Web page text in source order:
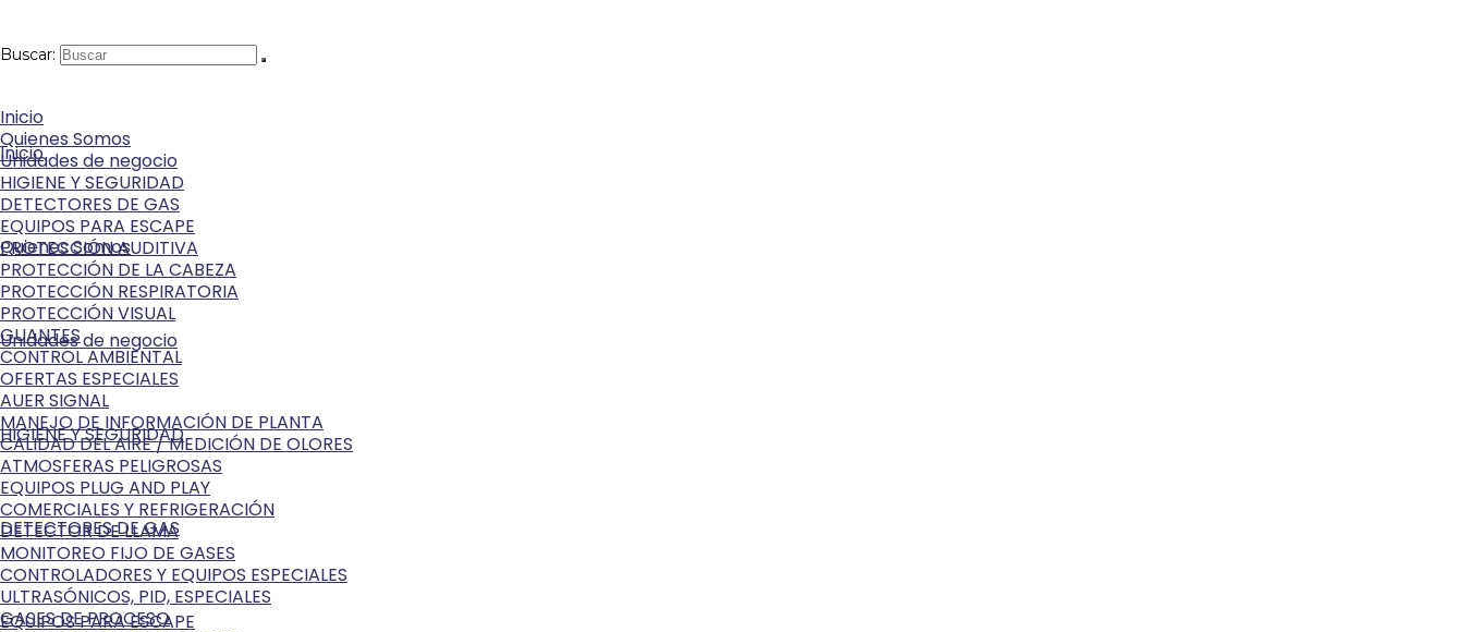
Buscar:
Inicio
Quienes Somos
Unidades de negocio
HIGIENE Y SEGURIDAD
DETECTORES DE GAS
EQUIPOS PARA ESCAPE
Inicio
Quienes Somos
Unidades de negocio
HIGIENE Y SEGURIDAD
DETECTORES DE GAS
EQUIPOS PARA ESCAPE
PROTECCIÓN AUDITIVA
PROTECCIÓN DE LA CABEZA
PROTECCIÓN RESPIRATORIA
PROTECCIÓN VISUAL
GUANTES
CONTROL AMBIENTAL
OFERTAS ESPECIALES
AUER SIGNAL
MANEJO DE INFORMACIÓN DE PLANTA
CALIDAD DEL AIRE / MEDICIÓN DE OLORES
ATMOSFERAS PELIGROSAS
EQUIPOS PLUG AND PLAY
COMERCIALES Y REFRIGERACIÓN
DETECTOR DE LLAMA
MONITOREO FIJO DE GASES
CONTROLADORES Y EQUIPOS ESPECIALES
ULTRASÓNICOS, PID, ESPECIALES
GASES DE PROCESO